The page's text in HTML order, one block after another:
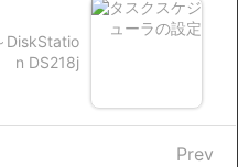
DiskStatio
n DS218j
Prev